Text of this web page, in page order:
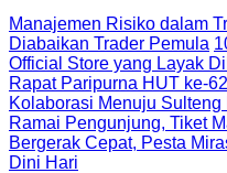
Manajemen Risiko dalam
Diabaikan Trader Pemula
Official Store yang Layak
Rapat Paripurna HUT ke-
Kolaborasi Menuju Sulteng
Ramai Pengunjung, Tiket
Bergerak Cepat, Pesta
Dini Hari